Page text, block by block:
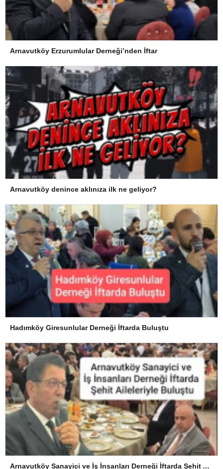
Arnavutköy Erzurumlular Derneği’nden İftar
Arnavutköy denince aklınıza ilk ne geliyor?
Hadımköy Giresunlular Derneği İftarda Buluştu
Arnavutköy Sanayici ve İş İnsanları Derneği İftarda Şehit Aileleriyle Buluştu